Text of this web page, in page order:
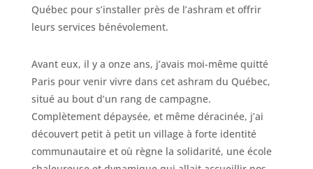
Québec pour s’installer près de l’ashram et offrir
leurs services bénévolement.
Avant eux, il y a onze ans, j’avais moi-même quitté
Paris pour venir vivre dans cet ashram du Québec,
situé au bout d’un rang de campagne.
Complètement dépaysée, et même déracinée, j’ai
découvert petit à petit un village à forte identité
communautaire et où règne la solidarité, une école